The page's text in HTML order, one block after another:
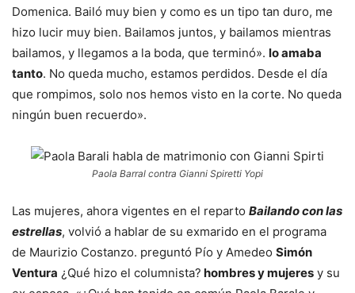
Domenica. Bailó muy bien y como es un tipo tan duro, me
hizo lucir muy bien. Bailamos juntos, y bailamos mientras
bailamos, y llegamos a la boda, que terminó». lo amaba
tanto. No queda mucho, estamos perdidos. Desde el día
que rompimos, solo nos hemos visto en la corte. No queda
ningún buen recuerdo».
Paola Barral contra Gianni Spiretti Yopi
Las mujeres, ahora vigentes en el reparto Bailando con las
estrellas, volvió a hablar de su exmarido en el programa
de Maurizio Costanzo. preguntó Pío y Amedeo Simón
Ventura ¿Qué hizo el columnista? hombres y mujeres y su